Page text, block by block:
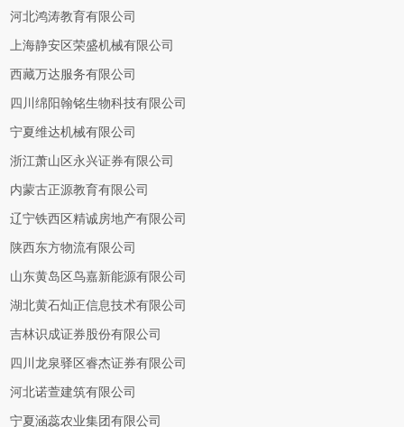
河北鸿涛教育有限公司
上海静安区荣盛机械有限公司
西藏万达服务有限公司
四川绵阳翰铭生物科技有限公司
宁夏维达机械有限公司
浙江萧山区永兴证券有限公司
内蒙古正源教育有限公司
辽宁铁西区精诚房地产有限公司
陕西东方物流有限公司
山东黄岛区鸟嘉新能源有限公司
湖北黄石灿正信息技术有限公司
吉林识成证券股份有限公司
四川龙泉驿区睿杰证券有限公司
河北诺萱建筑有限公司
宁夏涵蕊农业集团有限公司